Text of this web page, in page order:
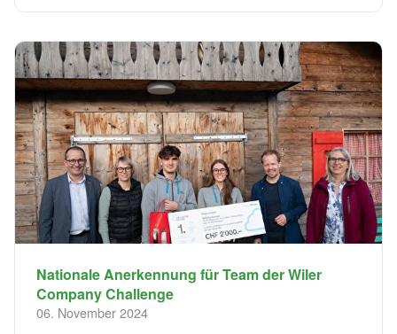
Nationale Anerkennung für Team der Wiler
Company Challenge
06. November 2024